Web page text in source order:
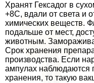
Хранят Гексадог в
+8С, вдали от света и
химических веществ.
подальше от мест,
животным.
Срок хранения
производства. Если
ампулах наблюдаются
хранения, то такую